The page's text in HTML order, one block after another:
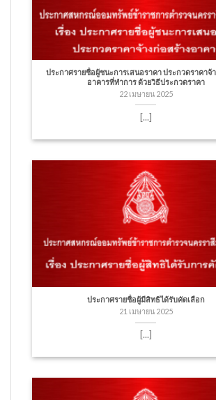
ประกาศรายชื่อผู้ชนะการเสนอราคา ประกวดราคาจ้
อาคารที่ทำการ ด้วยวิธีประกวดราคา
22 เมษายน 2025
[...]
ประกาศรายชื่อผู้มีสิทธิได้รับคัดเลือก
21 เมษายน 2025
[...]